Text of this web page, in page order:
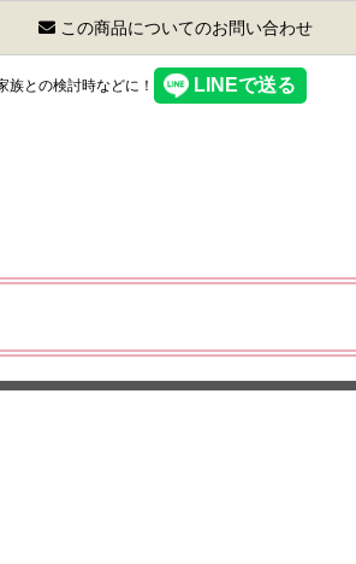
この商品についてのお問い合わせ
族との検討時などに！